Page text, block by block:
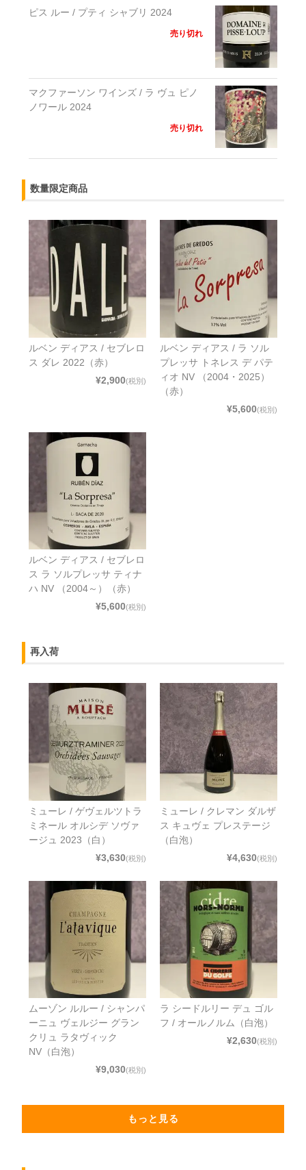
ピス ルー / プティ シャブリ 2024
売り切れ
マクファーソン ワインズ / ラ ヴュ ピノ
ノワール 2024
売り切れ
数量限定商品
ルベン ディアス / セブレロ
ス ダレ 2022（赤）
¥2,900(税別)
ルベン ディアス / ラ ソル
プレッサ トネレス デ パテ
ィオ NV （2004・2025）
（赤）
¥5,600(税別)
ルベン ディアス / セブレロ
ス ラ ソルプレッサ ティナ
ハ NV （2004～）（赤）
¥5,600(税別)
再入荷
ミューレ / ゲヴェルツトラ
ミネール オルシデ ソヴァ
ージュ 2023（白）
¥3,630(税別)
ミューレ / クレマン ダルザ
ス キュヴェ プレステージ
（白泡）
¥4,630(税別)
ムーゾン ルルー / シャンパ
ーニュ ヴェルジー グラン
クリュ ラタヴィック
NV（白泡）
¥9,030(税別)
ラ シードルリー デュ ゴル
フ / オールノルム（白泡）
¥2,630(税別)
もっと見る